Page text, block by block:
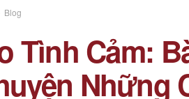
Blog
Tình Cảm:
Những